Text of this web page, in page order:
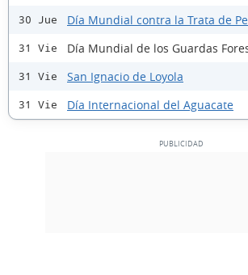
30 Jue Día Mundial contra la Trata de
31 Vie Día Mundial de los Guardas
31 Vie San Ignacio de Loyola
31 Vie Día Internacional del Aguacate